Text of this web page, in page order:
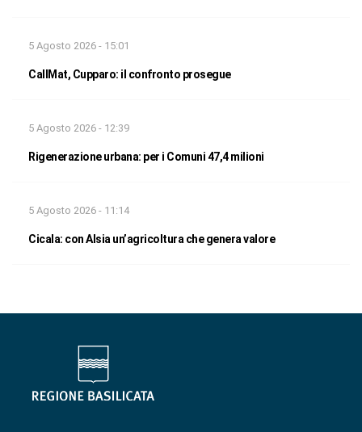
5 Agosto 2026 - 15:01
CallMat, Cupparo: il confronto prosegue
5 Agosto 2026 - 12:39
Rigenerazione urbana: per i Comuni 47,4 milioni
5 Agosto 2026 - 11:14
Cicala: con Alsia un’agricoltura che genera valore